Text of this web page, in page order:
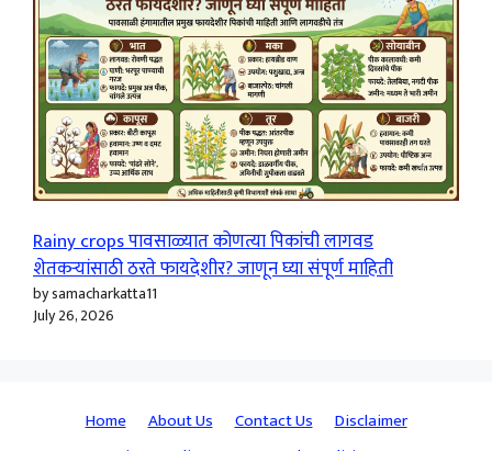
Rainy crops पावसाळ्यात कोणत्या पिकांची लागवड
शेतकऱ्यांसाठी ठरते फायदेशीर? जाणून घ्या संपूर्ण माहिती
by samacharkatta11
July 26, 2026
Home About Us Contact Us
Disclaimer